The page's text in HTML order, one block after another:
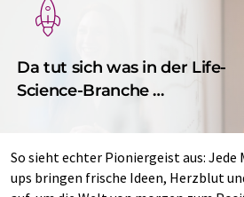
Da tut sich was in der Life-
Science-Branche …
So sieht echter Pioniergeist aus:
ups bringen frische Ideen, Herzblut